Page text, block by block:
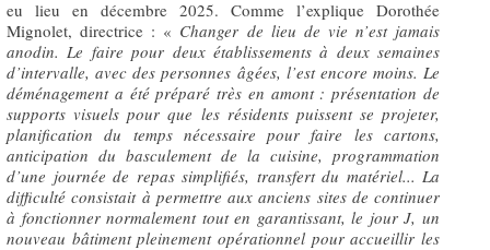
eu lieu en décembre 2025. Comme l’explique Dorothée
Mignolet, directrice : « Changer de lieu de vie n’est jamais
anodin. Le faire pour deux établissements à deux semaines
d’intervalle, avec des personnes âgées, l’est encore moins. Le
déménagement a été préparé très en amont : présentation de
supports visuels pour que les résidents puissent se projeter,
planification du temps nécessaire pour faire les cartons,
anticipation du basculement de la cuisine, programmation
d’une journée de repas simplifiés, transfert du matériel... La
difficulté consistait à permettre aux anciens sites de continuer
à fonctionner normalement tout en garantissant, le jour J, un
nouveau bâtiment pleinement opérationnel pour accueillir les